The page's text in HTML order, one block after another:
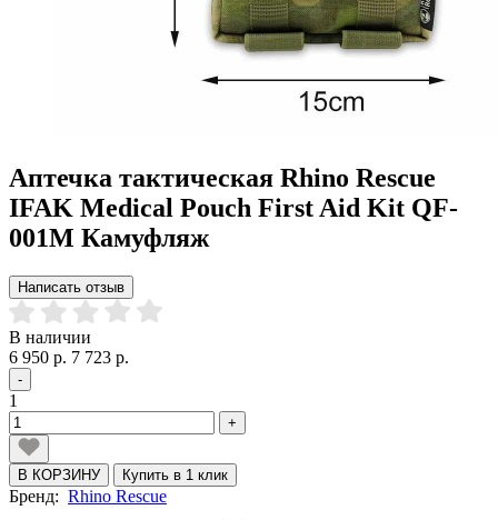
Аптечка тактическая Rhino Rescue
IFAK Medical Pouch First Aid Kit QF-
001M Камуфляж
Написать отзыв
В наличии
6 950 р. 7 723 р.
-
1
+
В КОРЗИНУ Купить в 1 клик
Бренд: Rhino Rescue